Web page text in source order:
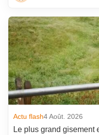
Actu flash4 Août. 2026
Le plus grand gisement